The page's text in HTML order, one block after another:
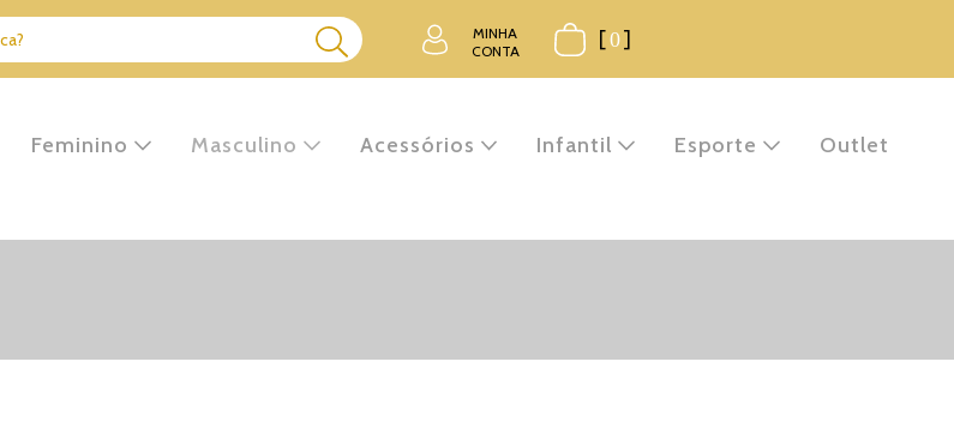
MINHA
CONTA
[0]
Feminino Masculino Acessórios Infantil Esporte Outlet